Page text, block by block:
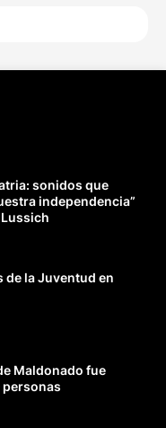
sonidos que
independencia”
de la Juventud en
Maldonado fue